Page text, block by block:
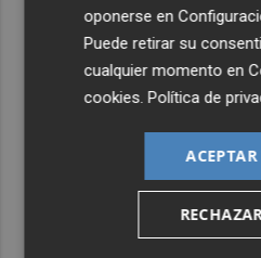
oponerse en
Puede retirar su
cualquier momento en
cookies.Política de